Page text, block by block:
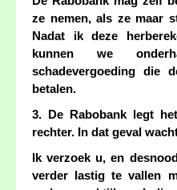
ze nemen, als ze maar
Nadat ik deze
kunnen we
schadevergoeding die
betalen.
3. De Rabobank legt
rechter. In dat geval
Ik verzoek u, en
verder lastig te vallen